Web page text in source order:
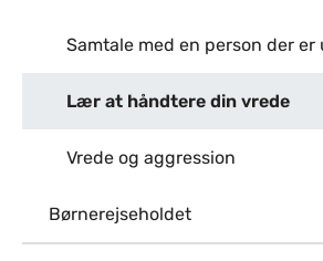
Samtale med en person der
Lær at håndtere din vrede
Vrede og aggression
Børnerejseholdet